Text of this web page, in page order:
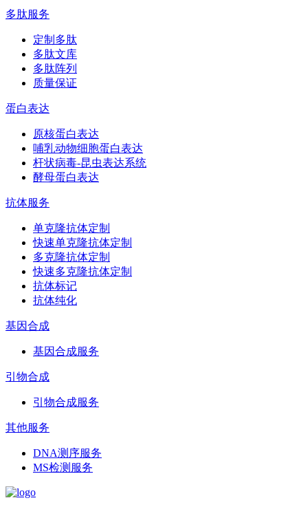
多肽服务
定制多肽
多肽文库
多肽阵列
质量保证
蛋白表达
原核蛋白表达
哺乳动物细胞蛋白表达
杆状病毒-昆虫表达系统
酵母蛋白表达
抗体服务
单克隆抗体定制
快速单克隆抗体定制
多克隆抗体定制
快速多克隆抗体定制
抗体标记
抗体纯化
基因合成
基因合成服务
引物合成
引物合成服务
其他服务
DNA测序服务
MS检测服务